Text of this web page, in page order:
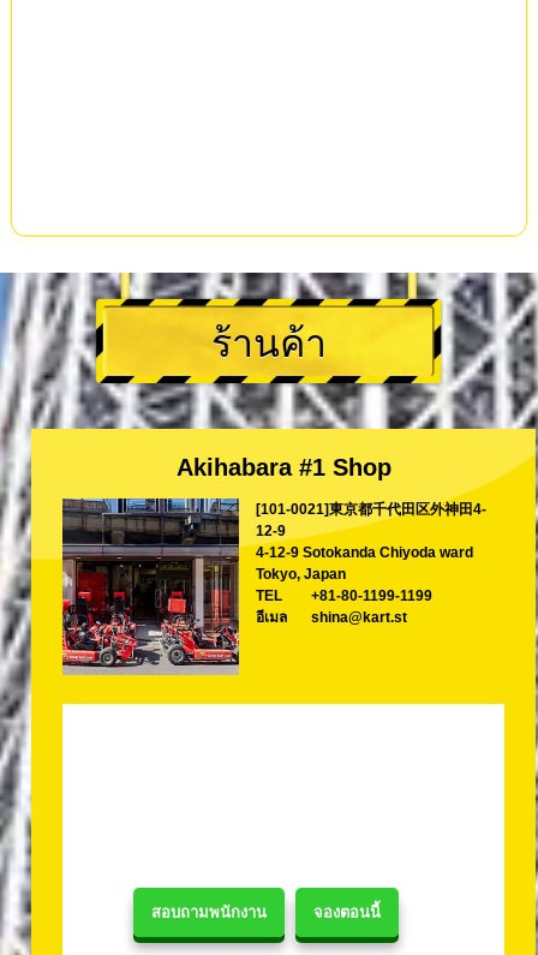
สอบถามพนักงาน จองตอนนี้
ร้านค้า
Akihabara #1 Shop
[101-0021]東京都千代田区外神田4-
12-9
4-12-9 Sotokanda Chiyoda ward
Tokyo, Japan
TEL
+81-80-1199-1199
อีเมล
shina@kart.st